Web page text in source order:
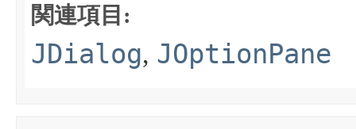
関連項目:
JDialog, JOptionPane